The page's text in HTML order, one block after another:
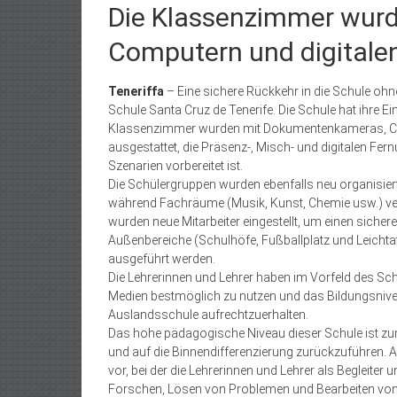
Die Klassenzimmer
Computern und
Teneriffa – Eine sichere Rückkehr in die Schule
Schu­le Santa Cruz de Tenerife. Die Schule hat ihre
Klassenzimmer wurden mit Dokumentenkameras,
ausgestattet, die Präsenz-, Misch- und digitalen
Szenarien vorbereitet ist.
Die Schülergruppen wurden ebenfalls neu
während Fachräume (Musik, Kunst, Chemie usw.)
wurden neue Mitarbeiter eingestellt, um einen
Außenbereiche (Schulhöfe, Fußballplatz und
ausgeführt werden.
Die Lehrerinnen und Lehrer haben im Vorfeld des
Medien bestmöglich zu nutzen und das
Auslandsschule aufrechtzuerhalten.
Das hohe pädagogische Niveau dieser Schule ist
und auf die Binnendifferenzierung zurückzuführen.
vor, bei der die Lehrerinnen und Lehrer als Begleiter
Forschen, Lösen von Problemen und Bearbeiten